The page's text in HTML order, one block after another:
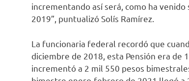
incrementando así será, como ha
2019”, puntualizó Solís Ramírez.
La funcionaria federal recordó que
diciembre de 2018, esta Pensión era de
incrementó a 2 mil 550 pesos